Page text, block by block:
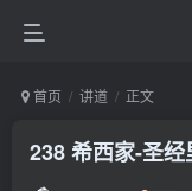
首页 讲道 正文
238 希西家-圣